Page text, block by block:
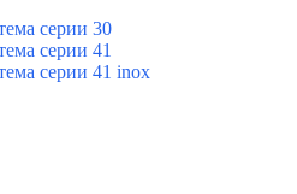
серии 30
серии 41
серии 41 inox